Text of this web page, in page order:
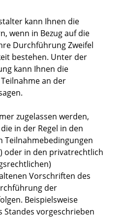
kann Ihnen die
wenn in Bezug auf die
Durchführung Zweifel
bestehen. Unter der
kann Ihnen die
an der
zugelassen werden,
in der Regel in den
Teilnahmebedingungen
oder in den privatrechtlich
Vorschriften des
der
Beispielsweise
Standes vorgeschrieben